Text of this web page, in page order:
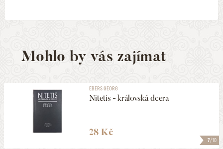
Mohlo by vás zajímat
7/10
EBERS GEORG
Nitetis - královská dcera
28 Kč